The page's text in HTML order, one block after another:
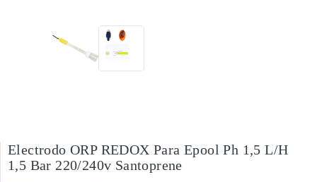
Electrodo ORP REDOX Para Epool Ph 1,5 L/h
1,5 Bar 220/240v Santoprene